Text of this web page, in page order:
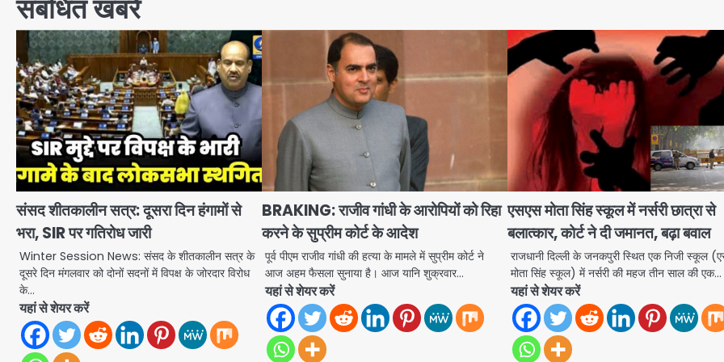
संबंधित खबरें
संसद शीतकालीन सत्र: दूसरा दिन हंगामों से
भरा, SIR पर गतिरोध जारी
Winter Session News: संसद के शीतकालीन सत्र के
दूसरे दिन मंगलवार को दोनों सदनों में विपक्ष के जोरदार विरोध
के…
यहां से शेयर करें
BRAKING: राजीव गांधी के आरोपियों को रिहा
करने के सुप्रीम कोर्ट के आदेश
पूर्व पीएम राजीव गांधी की हत्या के मामले में सुप्रीम कोर्ट ने
आज अहम फैसला सुनाया है। आज यानि शुक्रवार…
यहां से शेयर करें
एसएस मोता सिंह स्कूल में नर्सरी छात्रा से
बलात्कार, कोर्ट ने दी जमानत, बढ़ा बवाल
राजधानी दिल्ली के जनकपुरी स्थित एक निजी स्कूल
मोता सिंह स्कूल) में नर्सरी की महज तीन साल की एक…
यहां से शेयर करें